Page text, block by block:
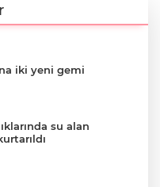
iki yeni gemi
su alan